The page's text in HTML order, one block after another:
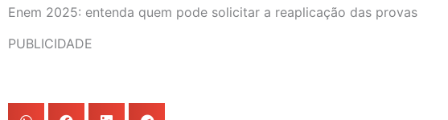
Enem 2025: entenda quem pode solicitar a reaplicação das provas
PUBLICIDADE